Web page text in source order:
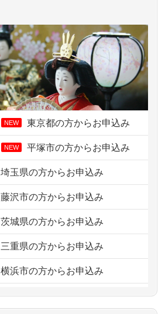
NEW 東京都の方からお申込み
NEW 平塚市の方からお申込み
埼玉県の方からお申込み
藤沢市の方からお申込み
茨城県の方からお申込み
三重県の方からお申込み
横浜市の方からお申込み
東京都の方からお申込み